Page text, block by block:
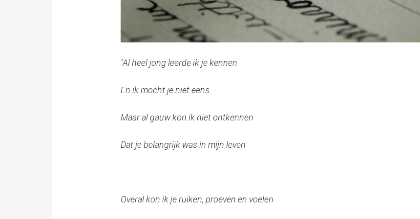
"Al heel jong leerde ik je kennen
En ik mocht je niet eens
Maar al gauw kon ik niet ontkennen
Dat je belangrijk was in mijn leven
Overal kon ik je ruiken, proeven en voelen